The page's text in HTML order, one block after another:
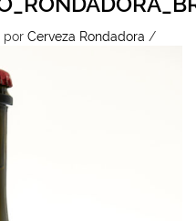
por Cerveza Rondadora /